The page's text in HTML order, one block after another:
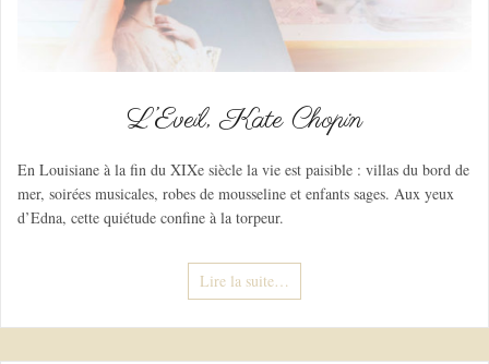
L’Eveil, Kate Chopin
En Louisiane à la fin du XIXe siècle la vie est paisible : villas du bord de
mer, soirées musicales, robes de mousseline et enfants sages. Aux yeux
d’Edna, cette quiétude confine à la torpeur.
Lire la suite…